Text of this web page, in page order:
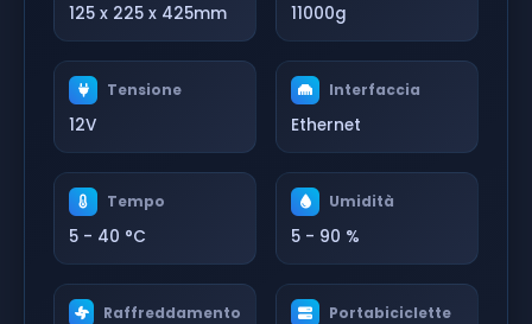
125 x 225 x 425mm 11000g
Tensione
12V
Interfaccia
Ethernet
Tempo
5 - 40 °C
Umidità
5 - 90 %
Raffreddamento Portabiciclette